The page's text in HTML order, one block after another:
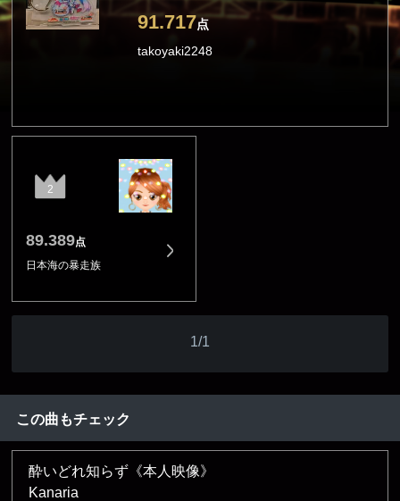
91.717点
takoyaki2248
2
89.389点
日本海の暴走族
1/1
この曲もチェック
酔いどれ知らず《本人映像》
Kanaria